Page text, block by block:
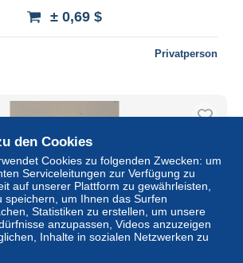
± 0,69 $
Privatperson
den Cookies
Cookies zu folgenden Zwecken: um
Serviceleitungen zur Verfügung zu
auf unserer Plattform zu gewährleisten,
speichern, um Ihnen das Surfen
Statistiken zu erstellen, um unsere
anzupassen, Videos anzuzeigen
Inhalte in sozialen Netzwerken zu